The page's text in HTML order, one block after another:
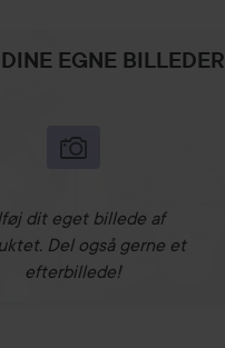
EGNE BILLEDER
dit eget billede af
Del også gerne et
efterbillede!